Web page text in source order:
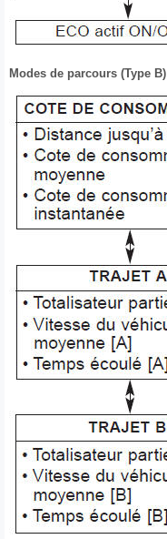
Modes de parcours (Type B)